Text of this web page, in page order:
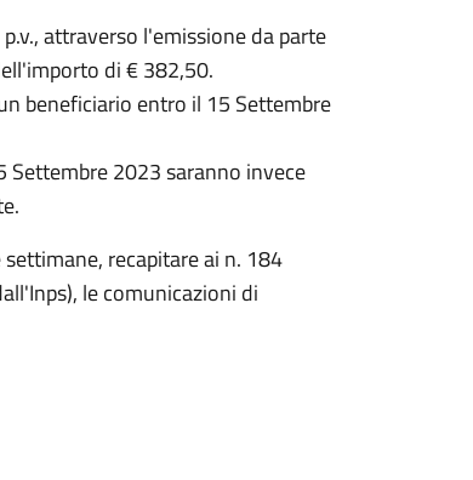
attraverso l'emissione da parte
di € 382,50.
beneficiario entro il 15 Settembre
2023 saranno invece
recapitare ai n. 184
le comunicazioni di